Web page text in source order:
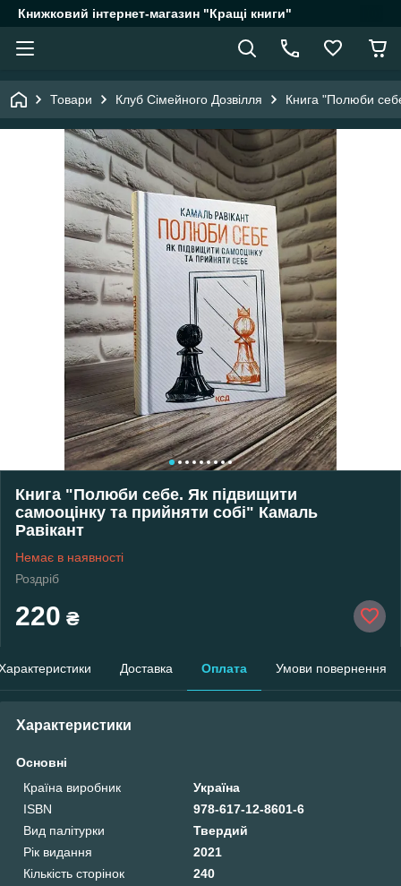
Книжковий інтернет-магазин "Кращі книги"
Товари Клуб Сімейного Дозвілля Книга "Полюби
Книга "Полюби себе. Як підвищити
самооцінку та прийняти собі" Камаль
Равікант
Немає в наявності
Роздріб
220 ₴
Доставка Оплата Умови повернення
Характеристики
Основні
Країна виробник
Україна
ISBN
978-617-12-8601-6
Вид палітурки
Твердий
Рік видання
2021
Кількість сторінок
240